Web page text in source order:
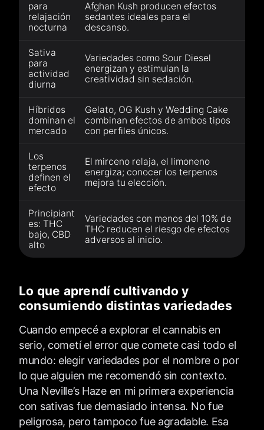
para
relajación
nocturna
Afghan Kush producen efectos
sedantes ideales para el
descanso.
Sativa
para
actividad
diurna
Variedades como Sour Diesel
energizan y estimulan la
creatividad sin sedación.
Híbridos
dominan el
mercado
Gelato, OG Kush y Wedding Cake
combinan efectos de ambos tipos
con perfiles únicos.
Los
terpenos
definen el
efecto
El mirceno relaja, el limoneno
energiza; conocer los terpenos
mejora tu elección.
Principiant
es: THC
bajo, CBD
alto
Variedades con menos del 10% de
THC reducen el riesgo de efectos
adversos al inicio.
Lo que aprendí cultivando y
consumiendo distintas variedades
Cuando empecé a explorar el cannabis en
serio, cometí el error que comete casi todo el
mundo: elegir variedades por el nombre o por
lo que alguien me recomendó sin contexto.
Una Neville’s Haze en mi primera experiencia
con sativas fue demasiado intensa. No fue
peligrosa, pero tampoco fue agradable. Esa